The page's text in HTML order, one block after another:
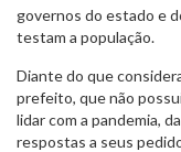
governos do estado e
testam a população.
Diante do que
prefeito, que não
lidar com a pandemia,
respostas a seus